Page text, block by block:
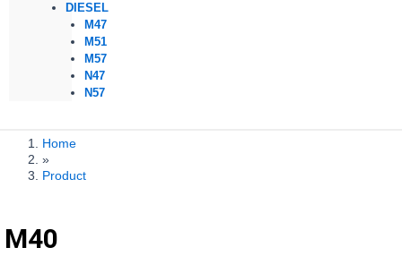
DIESEL
M47
M51
M57
N47
N57
Home
»
Product
M40